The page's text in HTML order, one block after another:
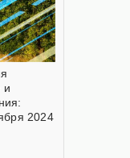
и
2024